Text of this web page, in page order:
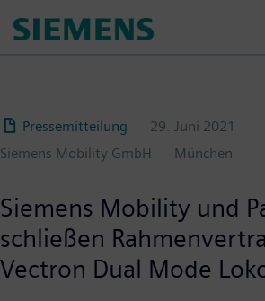
para
Pressemitteilung
29. Juni 2021
Siemens Mobility GmbH
München
Siemens Mobility und
schließen
Vectron Dual Mode